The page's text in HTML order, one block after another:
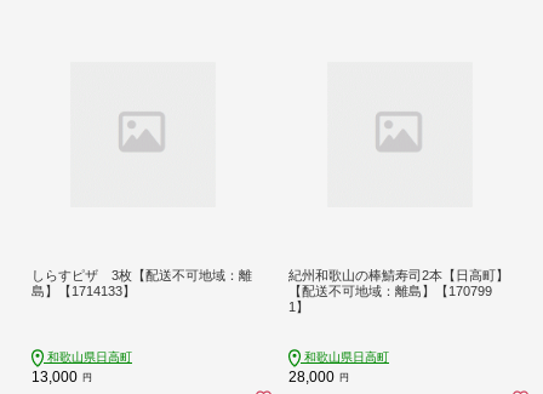
しらすピザ 3枚【配送不可地域：離
島】【1714133】
和歌山県日高町
13,000 円
紀州和歌山の棒鯖寿司2本【日高町】
【配送不可地域：離島】【170799
1】
和歌山県日高町
28,000 円